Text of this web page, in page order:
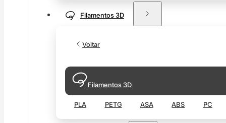
Filamentos 3D
Voltar
Filamentos 3D
PLA PETG ASA ABS PC